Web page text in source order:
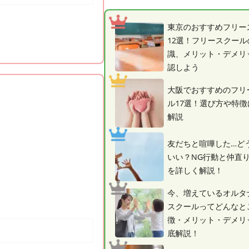
東京のおすすめフリー
12選！フリースクー
識、メリット・デメリ
認しよう
大阪でおすすめのフリ
ル17選！選び方や特
解説
友だちと喧嘩した…ど
いい？NG行動と仲直
を詳しく解説！
今、増えているオルタ
スクールってどんな
徴・メリット・デメリ
底解説！